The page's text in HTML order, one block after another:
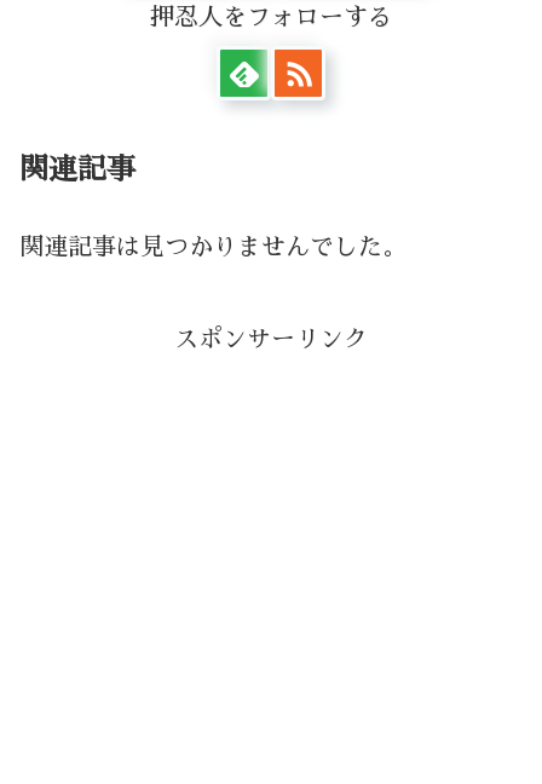
押忍人をフォローする
関連記事
関連記事は見つかりませんでした。
スポンサーリンク